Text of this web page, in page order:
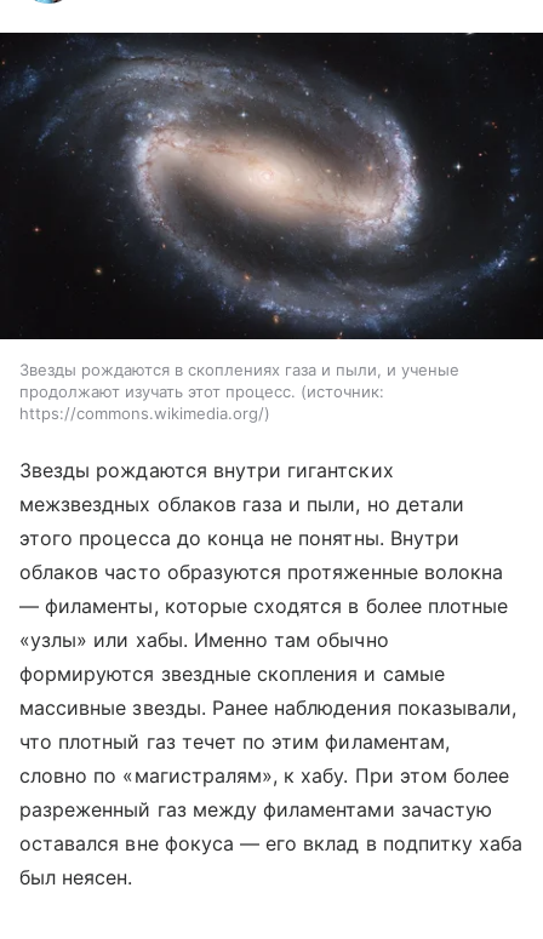
Звезды рождаются в скоплениях газа и пыли, и ученые
продолжают изучать этот процесс.
источник:
https://commons.wikimedia.org/
Звезды рождаются внутри гигантских
межзвездных облаков газа и пыли, но детали
этого процесса до конца не понятны. Внутри
облаков часто образуются протяженные волокна
— филаменты, которые сходятся в более плотные
«узлы» или хабы. Именно там обычно
формируются звездные скопления и самые
массивные звезды. Ранее наблюдения показывали,
что плотный газ течет по этим филаментам,
словно по «магистралям», к хабу. При этом более
разреженный газ между филаментами зачастую
оставался вне фокуса — его вклад в подпитку хаба
был неясен.